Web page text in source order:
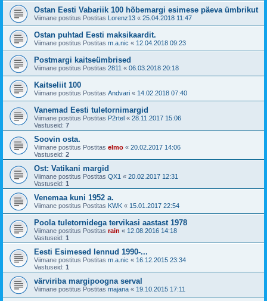
Ostan Eesti Vabariik 100 hõbemargi esimese päeva ümbrikut
Viimane postitus Postitas Lorenz13 « 25.04.2018 11:47
Ostan puhtad Eesti maksikaardit.
Viimane postitus Postitas m.a.nic « 12.04.2018 09:23
Postmargi kaitseümbrised
Viimane postitus Postitas 2811 « 06.03.2018 20:18
Kaitseliit 100
Viimane postitus Postitas Andvari « 14.02.2018 07:40
Vanemad Eesti tuletornimargid
Viimane postitus Postitas P2rtel « 28.11.2017 15:06
Vastuseid: 7
Soovin osta.
Viimane postitus Postitas elmo « 20.02.2017 14:06
Vastuseid: 2
Ost: Vatikani margid
Viimane postitus Postitas QX1 « 20.02.2017 12:31
Vastuseid: 1
Venemaa kuni 1952 a.
Viimane postitus Postitas KWK « 15.01.2017 22:54
Poola tuletornidega tervikasi aastast 1978
Viimane postitus Postitas rain « 12.08.2016 14:18
Vastuseid: 1
Eesti Esimesed lennud 1990-...
Viimane postitus Postitas m.a.nic « 16.12.2015 23:34
Vastuseid: 1
värviriba margipoogna serval
Viimane postitus Postitas majana « 19.10.2015 17:11